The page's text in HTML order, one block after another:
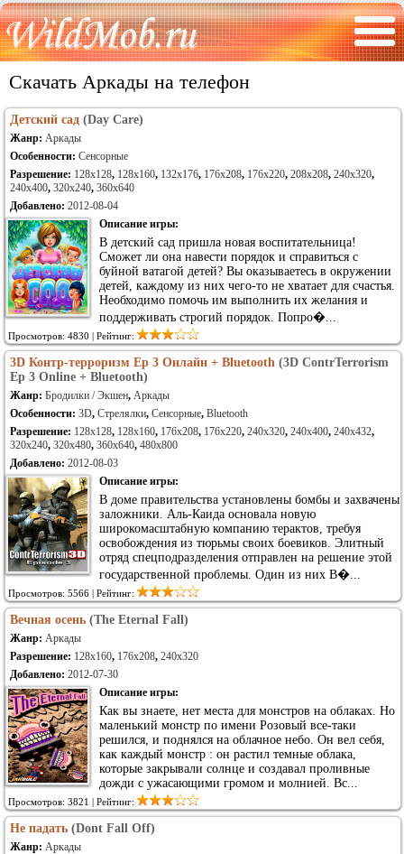
Скачать Аркады на телефон
Детский сад (Day Care)
Жанр: Аркады
Особенности: Сенсорные
Разрешение: 128x128, 128x160, 132x176, 176x208, 176x220, 208x208, 240x320,
240x400, 320x240, 360x640
Добавлено: 2012-08-04
Описание игры:
В детский сад пришла новая воспитательница!
Сможет ли она навести порядок и справиться с
буйной ватагой детей? Вы оказываетесь в окружении
детей, каждому из них чего-то не хватает для счастья.
Необходимо помочь им выполнить их желания и
поддерживать строгий порядок. Попро�...
Просмотров: 4830 | Рейтинг:
3D Контр-терроризм Ep 3 Онлайн + Bluetooth (3D ContrTerrorism
Ep 3 Online + Bluetooth)
Жанр: Бродилки / Экшен, Аркады
Особенности: 3D, Стрелялки, Сенсорные, Bluetooth
Разрешение: 128x128, 128x160, 176x208, 176x220, 240x320, 240x400, 240x432,
320x240, 320x480, 360x640, 480x800
Добавлено: 2012-08-03
Описание игры:
В доме правительства установлены бомбы и захвачены
заложники. Аль-Каида основала новую
широкомасштабную компанию терактов, требуя
освобождения из тюрьмы своих боевиков. Элитный
отряд спецподразделения отправлен на решение этой
государственной проблемы. Один из них В�...
Просмотров: 5566 | Рейтинг:
Вечная осень (The Eternal Fall)
Жанр: Аркады
Разрешение: 128x160, 176x208, 240x320
Добавлено: 2012-07-30
Описание игры:
Как вы знаете, нет места для монстров на облаках. Но
маленький монстр по имени Розовый все-таки
решился, и поднялся на облачное небо. Он вел себя,
как каждый монстр : он растил темные облака,
которые закрывали солнце и создавал проливные
дожди с ужасающими громом и молнией. Вс...
Просмотров: 3821 | Рейтинг:
Не падать (Dont Fall Off)
Жанр: Аркады